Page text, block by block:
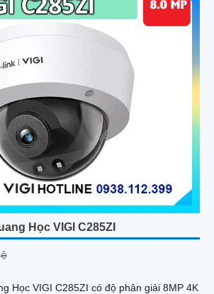
Học VIGI C285ZI
Học VIGI C285ZI có độ phân giải 8MP 4K